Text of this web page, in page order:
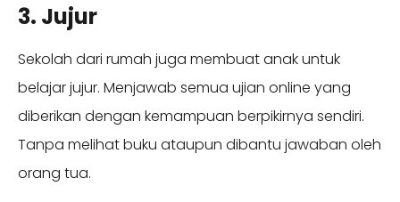
3. Jujur
Sekolah dari rumah juga membuat anak untuk
belajar jujur. Menjawab semua ujian online yang
diberikan dengan kemampuan berpikirnya sendiri.
Tanpa melihat buku ataupun dibantu jawaban oleh
orang tua.